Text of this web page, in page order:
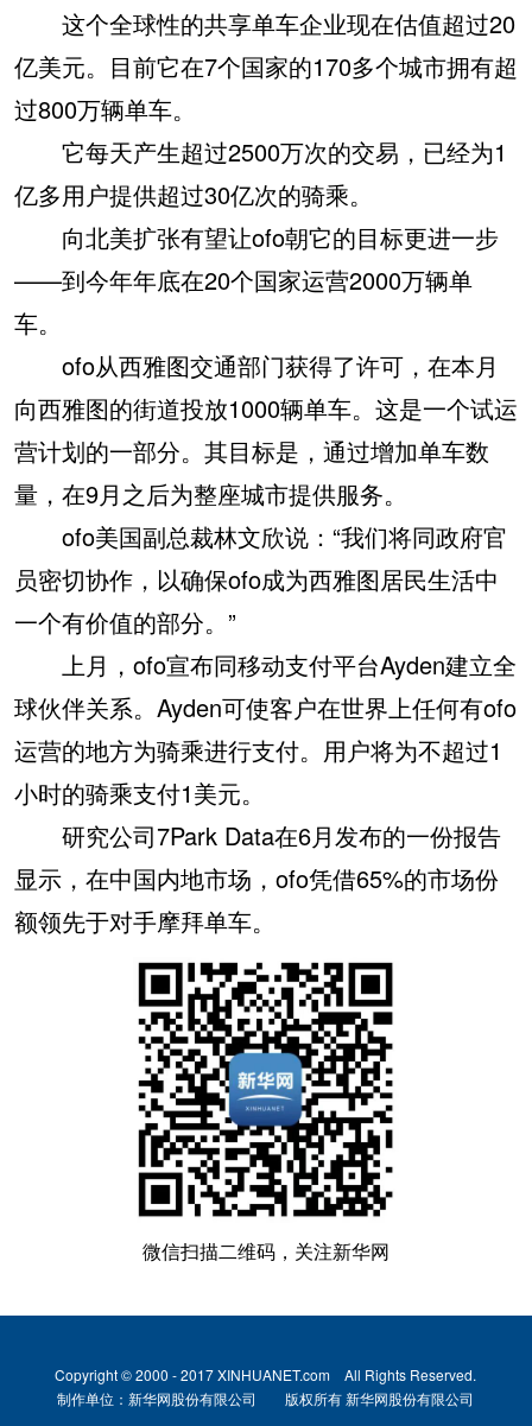
这个全球性的共享单车企业现在估值超过20
亿美元。目前它在7个国家的170多个城市拥有超
过800万辆单车。
它每天产生超过2500万次的交易，已经为1
亿多用户提供超过30亿次的骑乘。
向北美扩张有望让ofo朝它的目标更进一步
——到今年年底在20个国家运营2000万辆单
车。
ofo从西雅图交通部门获得了许可，在本月
向西雅图的街道投放1000辆单车。这是一个试运
营计划的一部分。其目标是，通过增加单车数
量，在9月之后为整座城市提供服务。
ofo美国副总裁林文欣说：“我们将同政府官
员密切协作，以确保ofo成为西雅图居民生活中
一个有价值的部分。”
上月，ofo宣布同移动支付平台Ayden建立全
球伙伴关系。Ayden可使客户在世界上任何有ofo
运营的地方为骑乘进行支付。用户将为不超过1
小时的骑乘支付1美元。
研究公司7Park Data在6月发布的一份报告
显示，在中国内地市场，ofo凭借65%的市场份
额领先于对手摩拜单车。
微信扫描二维码，关注新华网
Copyright © 2000 - 2017 XINHUANET.com All Rights Reserved.
制作单位：新华网股份有限公司 版权所有 新华网股份有限公司